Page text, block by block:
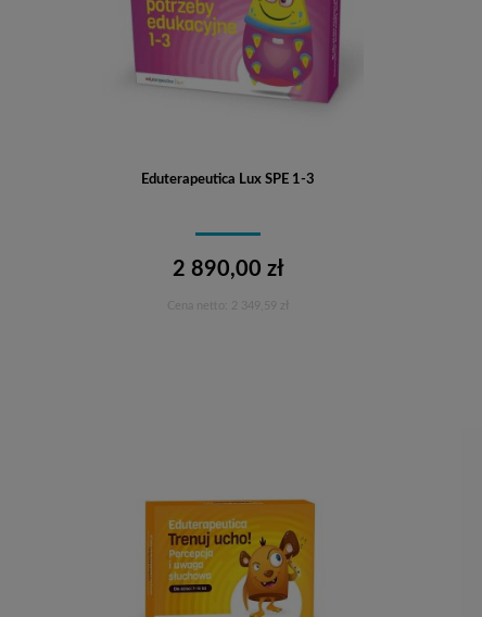
Eduterapeutica Lux SPE 1-3
2 890,00 zł
2 349,59 zł